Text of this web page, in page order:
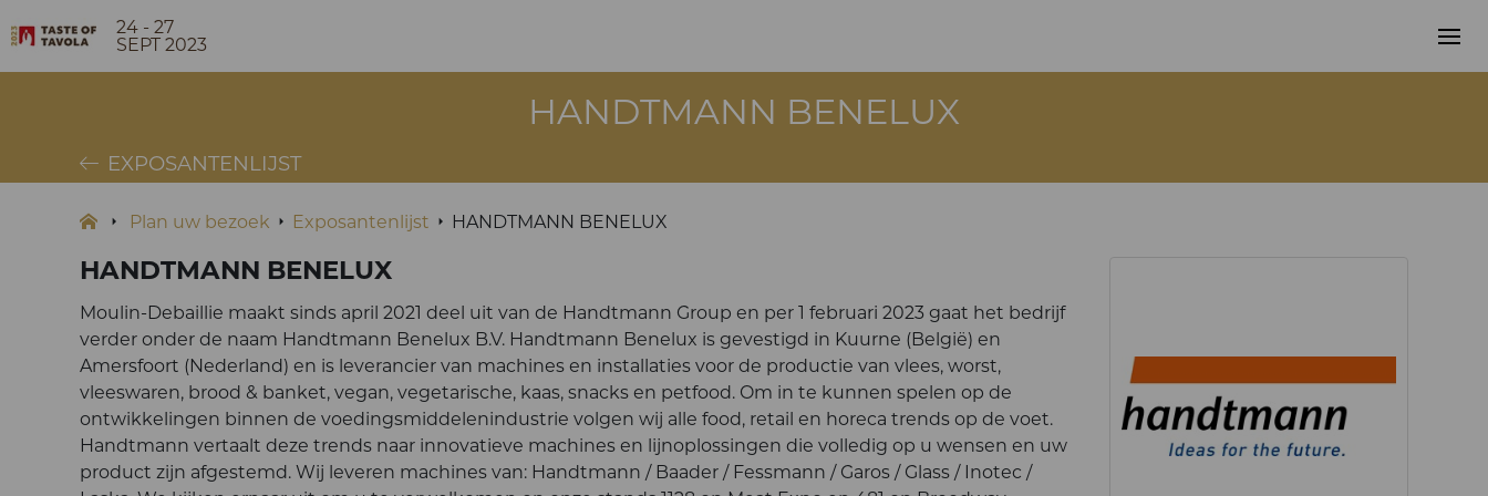
24 - 27
SEPT 2023
HANDTMANN BENELUX
EXPOSANTENLIJST
Plan uw bezoek Exposantenlijst HANDTMANN BENELUX
HANDTMANN BENELUX
Moulin-Debaillie maakt sinds april 2021 deel uit van de Handtmann Group en per 1 februari 2023 gaat het bedrijf
verder onder de naam Handtmann Benelux B.V. Handtmann Benelux is gevestigd in Kuurne (België) en
Amersfoort (Nederland) en is leverancier van machines en installaties voor de productie van vlees, worst,
vleeswaren, brood & banket, vegan, vegetarische, kaas, snacks en petfood. Om in te kunnen spelen op de
ontwikkelingen binnen de voedingsmiddelenindustrie volgen wij alle food, retail en horeca trends op de voet.
Handtmann vertaalt deze trends naar innovatieve machines en lijnoplossingen die volledig op u wensen en uw
product zijn afgestemd. Wij leveren machines van: Handtmann / Baader / Fessmann / Garos / Glass / Inotec /